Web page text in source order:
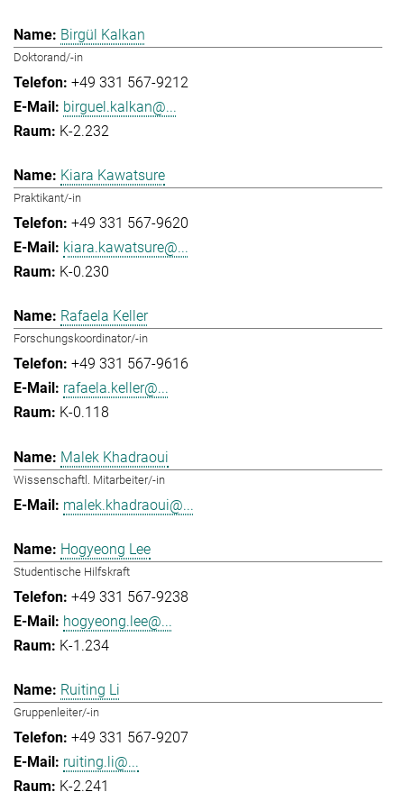
Birgül Kalkan
Doktorand/-in
+49 331 567-9212
birguel.kalkan@...
K-2.232
Kiara Kawatsure
Praktikant/-in
+49 331 567-9620
kiara.kawatsure@...
K-0.230
Rafaela Keller
Forschungskoordinator/-in
+49 331 567-9616
rafaela.keller@...
K-0.118
Malek Khadraoui
Wissenschaftl. Mitarbeiter/-in
malek.khadraoui@...
Hogyeong Lee
Studentische Hilfskraft
+49 331 567-9238
hogyeong.lee@...
K-1.234
Ruiting Li
Gruppenleiter/-in
+49 331 567-9207
ruiting.li@...
K-2.241